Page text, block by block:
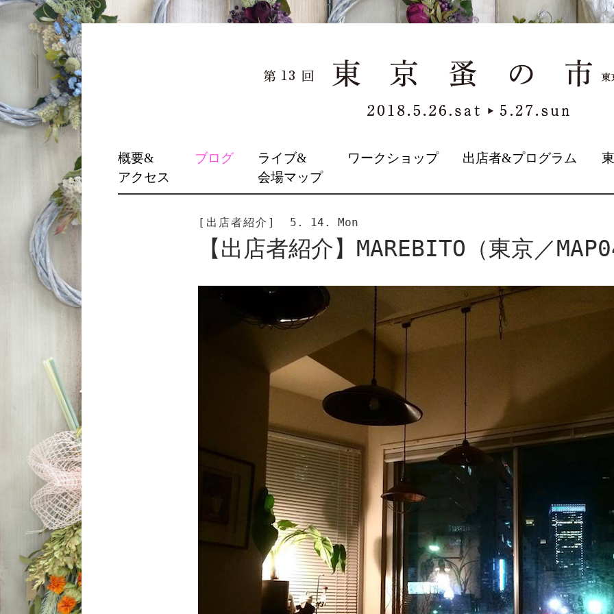
TO
CONTENT
概要&
アクセス
ブログ
ライブ&
会場マップ
ワークショップ 出店者&プログラム
[出店者紹介] 5. 14. Mon
【出店者紹介】MAREBITO（東京／